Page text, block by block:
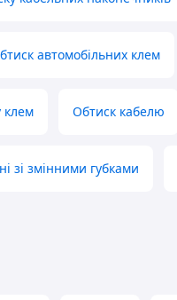
автомобільних клем
клем Обтиск кабелю
зі змінними губками